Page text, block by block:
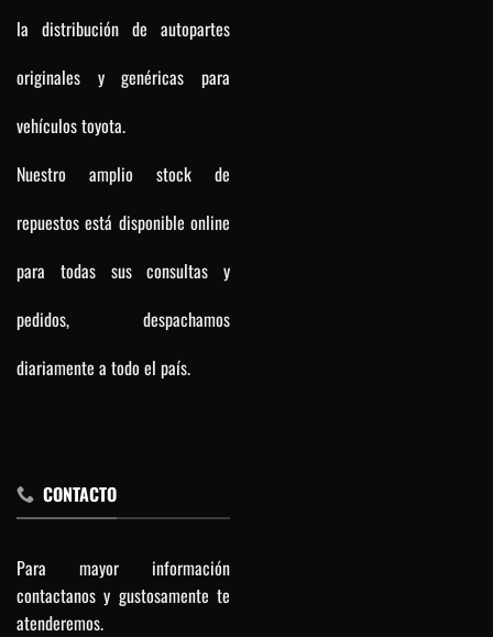
la distribución de autopartes
originales y genéricas para
vehículos toyota.
Nuestro amplio stock de
repuestos está disponible online
para todas sus consultas y
pedidos, despachamos
diariamente a todo el país.
CONTACTO
Para mayor información
contactanos y gustosamente te
atenderemos.